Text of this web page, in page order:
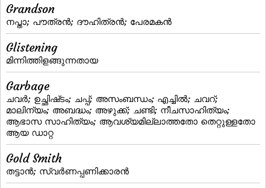
Grandson
നപ്താ; പൗത്രന്‍; ദൗഹിത്രന്‍; പേരമകന്‍
Glistening
മിന്നിത്തിളങ്ങുന്നതായ
Garbage
ചവര്‍; ഉച്ഛിഷ്‌ടം; ചപ്പ്‌; അസംബന്ധം; എച്ചില്‍; ചവറ്‌;
മാലിന്യം; അബദ്ധം; അഴുക്ക്; ചണ്ടി; നീചസാഹിത്യം;
ആഭാസ സാഹിത്യം; ആവശ്യമില്ലാത്തതോ തെറ്റുള്ളതോ
ആയ ഡാറ്റ
Gold Smith
തട്ടാന്‍; സ്വര്‍ണപ്പണിക്കാരന്‍